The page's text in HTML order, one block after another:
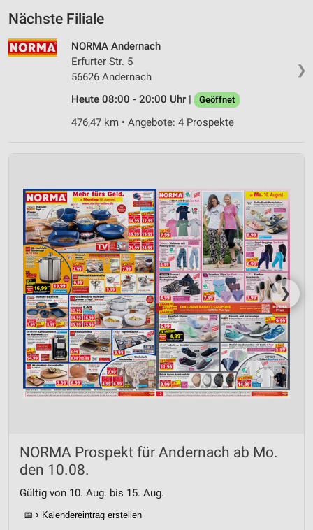
Nächste Filiale
❯
NORMA Andernach
Erfurter Str. 5
56626 Andernach
Heute 08:00 - 20:00 Uhr |
Geöffnet
476,47 km • Angebote: 4 Prospekte
❯
NORMA Prospekt für Andernach ab Mo.
den 10.08.
Gültig von 10. Aug. bis 15. Aug.
📅 Kalendereintrag erstellen